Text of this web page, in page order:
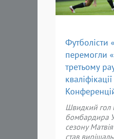
Футболісти
перемогли
третьому
Швидкий гол
бомбардира
сезону
став